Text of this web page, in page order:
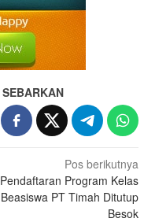
SEBARKAN
Pos berikutnya
Pendaftaran Program Kelas
Beasiswa PT Timah Ditutup
Besok